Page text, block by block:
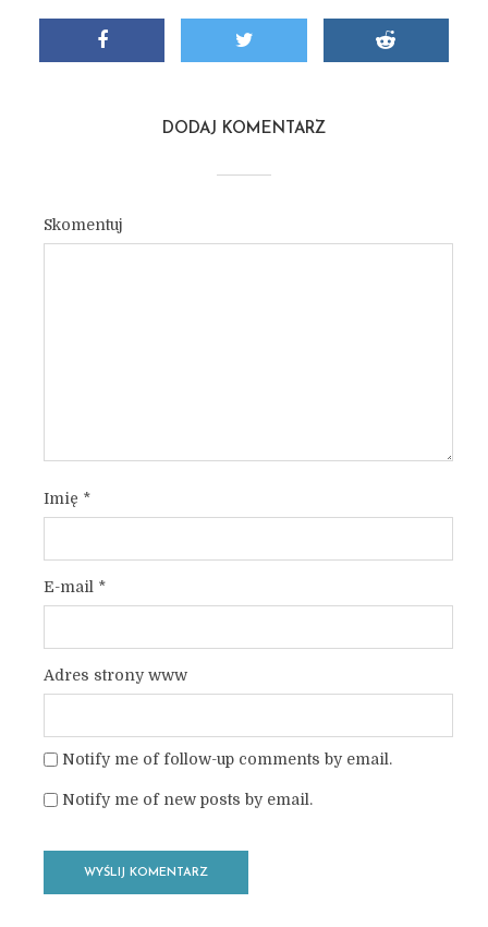
DODAJ KOMENTARZ
Skomentuj
Imię *
E-mail *
Adres strony www
Notify me of follow-up comments by email.
Notify me of new posts by email.